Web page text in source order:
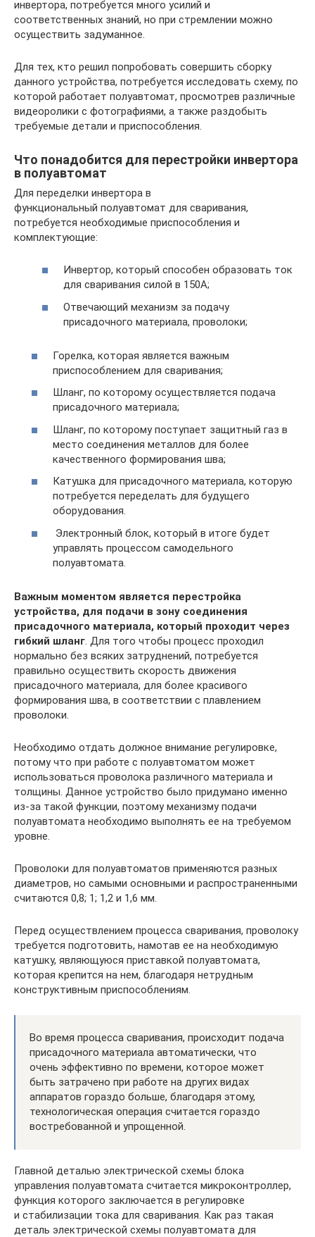
инвертора, потребуется много усилий и
соответственных знаний, но при стремлении можно
осуществить задуманное.
Для тех, кто решил попробовать совершить сборку
данного устройства, потребуется исследовать схему, по
которой работает полуавтомат, просмотрев различные
видеоролики с фотографиями, а также раздобыть
требуемые детали и приспособления.
Что понадобится для перестройки инвертора
в полуавтомат
Для переделки инвертора в
функциональный полуавтомат для сваривания,
потребуется необходимые приспособления и
комплектующие:
Инвертор, который способен образовать ток
для сваривания силой в 150А;
Отвечающий механизм за подачу
присадочного материала, проволоки;
Горелка, которая является важным
приспособлением для сваривания;
Шланг, по которому осуществляется подача
присадочного материала;
Шланг, по которому поступает защитный газ в
место соединения металлов для более
качественного формирования шва;
Катушка для присадочного материала, которую
потребуется переделать для будущего
оборудования.
Электронный блок, который в итоге будет
управлять процессом самодельного
полуавтомата.
Важным моментом является перестройка
устройства, для подачи в зону соединения
присадочного материала, который проходит через
гибкий шланг. Для того чтобы процесс проходил
нормально без всяких затруднений, потребуется
правильно осуществить скорость движения
присадочного материала, для более красивого
формирования шва, в соответствии с плавлением
проволоки.
Необходимо отдать должное внимание регулировке,
потому что при работе с полуавтоматом может
использоваться проволока различного материала и
толщины. Данное устройство было придумано именно
из-за такой функции, поэтому механизму подачи
полуавтомата необходимо выполнять ее на требуемом
уровне.
Проволоки для полуавтоматов применяются разных
диаметров, но самыми основными и распространенными
считаются 0,8; 1; 1,2 и 1,6 мм.
Перед осуществлением процесса сваривания, проволоку
требуется подготовить, намотав ее на необходимую
катушку, являющуюся приставкой полуавтомата,
которая крепится на нем, благодаря нетрудным
конструктивным приспособлениям.
Во время процесса сваривания, происходит подача
присадочного материала автоматически, что
очень эффективно по времени, которое может
быть затрачено при работе на других видах
аппаратов гораздо больше, благодаря этому,
технологическая операция считается гораздо
востребованной и упрощенной.
Главной деталью электрической схемы блока
управления полуавтомата считается микроконтроллер,
функция которого заключается в регулировке
и стабилизации тока для сваривания. Как раз такая
деталь электрической схемы полуавтомата для